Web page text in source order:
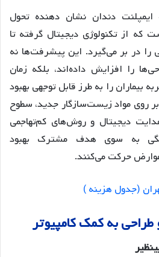
دندان نشان دهنده تحول
از تکنولوژی دیجیتال گرفته تا
را در بر می‌گیرد. این پیشرفت‌ها نه
را افزایش داده‌اند، بلکه زمان
بیماران را به طرز قابل توجهی بهبود
روی مواد زیست‌سازگار جدید، سطوح
دیجیتال و روش‌های کم‌تهاجمی
به سوی هدف مشترک بهبود
حرکت می‌کنند.
(جدول هزینه )
طراحیبهکمککامپیوتر